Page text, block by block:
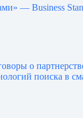
— Business
о
поиска в